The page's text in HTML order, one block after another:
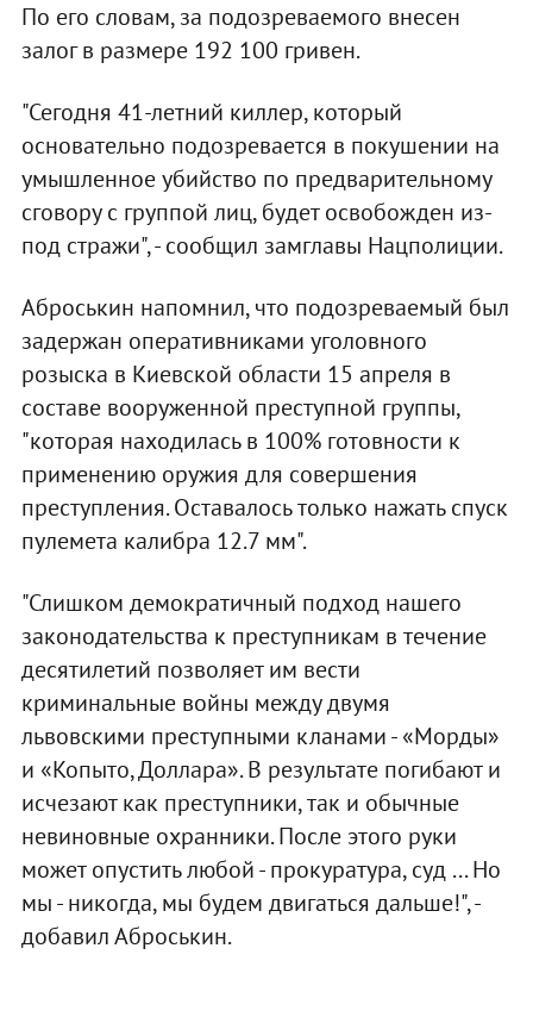
По его словам, за подозреваемого внесен
залог в размере 192 100 гривен.
"Сегодня 41-летний киллер, который
основательно подозревается в покушении на
умышленное убийство по предварительному
сговору с группой лиц, будет освобожден из-
под стражи", - сообщил замглавы Нацполиции.
Аброськин напомнил, что подозреваемый был
задержан оперативниками уголовного
розыска в Киевской области 15 апреля в
составе вооруженной преступной группы,
"которая находилась в 100% готовности к
применению оружия для совершения
преступления. Оставалось только нажать спуск
пулемета калибра 12.7 мм".
"Слишком демократичный подход нашего
законодательства к преступникам в течение
десятилетий позволяет им вести
криминальные войны между двумя
львовскими преступными кланами - «Морды»
и «Копыто, Доллара». В результате погибают и
исчезают как преступники, так и обычные
невиновные охранники. После этого руки
может опустить любой - прокуратура, суд ... Но
мы - никогда, мы будем двигаться дальше!", -
добавил Аброськин.